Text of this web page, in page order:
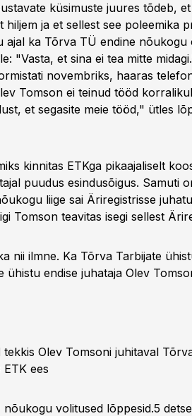
küsimuste juures tõdeb,
hiljem ja et sellest see poleemika
ajal ka Tõrva TÜ endine nõukogu
"Vasta, et sina ei tea mitte
novembriks, haaras
Tomson ei teinud tööd
et segasite meie tööd," ütles
kinnitas ETKga pikaajaliselt
puudus esindusõigus. Samuti
liige sai Äriregistrisse
Tomson teavitas isegi sellest
nii ilmne. Ka Tõrva Tarbijate
ühistu endise juhataja Olev
Olev Tomsoni juhitaval
ees
nõukogu volitused lõppesid.5